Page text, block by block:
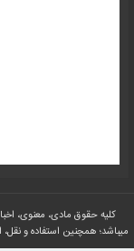
کلیه حقوق مادی، معنوی،